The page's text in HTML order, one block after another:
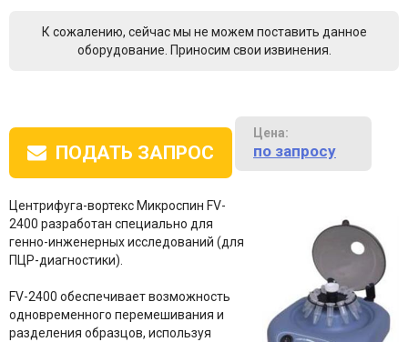
К сожалению, сейчас мы не можем поставить данное
оборудование. Приносим свои извинения.
ПОДАТЬ ЗАПРОС
Цена:
по запросу
Центрифуга-вортекс Микроспин FV-
2400 разработан специально для
генно-инженерных исследований (для
ПЦР-диагностики).
FV-2400 обеспечивает возможность
одновременного перемешивания и
разделения образцов, используя